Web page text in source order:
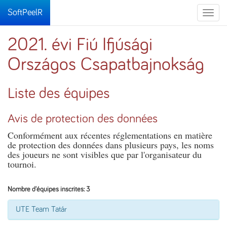
Toggle
SoftPeelR
2021. évi Fiú Ifjúsági
Országos Csapatbajnokság
Liste des équipes
Avis de protection des données
Conformément aux récentes réglementations en matière
de protection des données dans plusieurs pays, les noms
des joueurs ne sont visibles que par l'organisateur du
tournoi.
Nombre d'équipes inscrites: 3
UTE Team Tatár